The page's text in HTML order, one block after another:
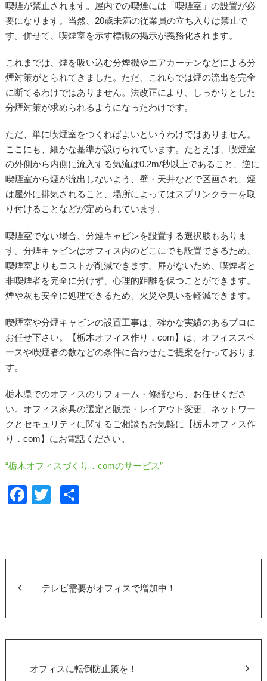
喫煙が禁止されます。屋内での喫煙には「喫煙室」の設置が必
要になります。当然、20歳未満の従業員の立ち入りは禁止で
す。併せて、喫煙室を示す標識の掲示が義務化されます。
これまでは、煙を吸い込む分煙機やエアカーテンなどによる分
煙対策がとられてきました。ただ、これらでは煙の流出を完全
に断てるわけではありません。法改正により、しっかりとした
分煙対策が求められるようになったわけです。
ただ、単に喫煙室をつくればよいというわけではありません。
ここにも、細かな基準が設けられています。たとえば、喫煙室
の外側から内側に流入する気流は0.2m/秒以上であること、逆に
喫煙室から煙が流出しないよう、壁・天井などで区画され、煙
は屋外に排気されること、場所によってはスプリンクラーを取
り付けることなどが定められています。
喫煙室でない場合、分煙キャビンを設置する選択肢もありま
す。分煙キャビンはオフィス内のどこにでも設置できるため、
喫煙室よりもコストが削減できます。扉がないため、喫煙者と
非喫煙者を完全に分けず、心理的距離を保つことができます。
煙や灰も安全に処理できるため、火災や臭いを軽減できます。
喫煙室や分煙キャビンの設置工事は、確かな実績のあるプロに
お任せ下さい。【栃木オフィス作り．com】は、オフィススペ
ースや喫煙者の数などの条件に合わせたご提案を行っておりま
す。
栃木県でのオフィスのリフォーム・修繕なら、お任せくださ
い。オフィス家具の選定と販売・レイアウト変更、ネットワー
クとセキュリティに関するご相談もお気軽に【栃木オフィス作
り．com】にお電話ください。
“栃木オフィスづくり．comのサービス”
F
テレビ需要がオフィスで増加中！
オフィスに転倒防止策を！